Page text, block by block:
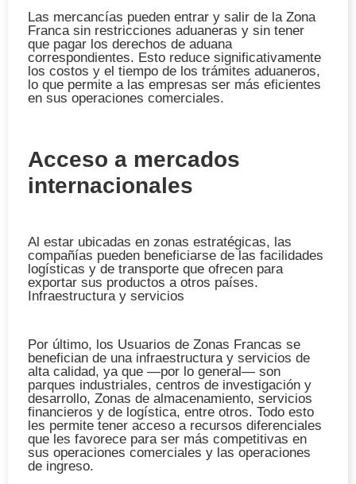
Las mercancías pueden entrar y salir de la Zona
Franca sin restricciones aduaneras y sin tener
que pagar los derechos de aduana
correspondientes. Esto reduce significativamente
los costos y el tiempo de los trámites aduaneros,
lo que permite a las empresas ser más eficientes
en sus operaciones comerciales.
Acceso a mercados
internacionales
Al estar ubicadas en zonas estratégicas, las
compañías pueden beneficiarse de las facilidades
logísticas y de transporte que ofrecen para
exportar sus productos a otros países.
Infraestructura y servicios
Por último, los Usuarios de Zonas Francas se
benefician de una infraestructura y servicios de
alta calidad, ya que —por lo general— son
parques industriales, centros de investigación y
desarrollo, Zonas de almacenamiento, servicios
financieros y de logística, entre otros. Todo esto
les permite tener acceso a recursos diferenciales
que les favorece para ser más competitivas en
sus operaciones comerciales y las operaciones
de ingreso.